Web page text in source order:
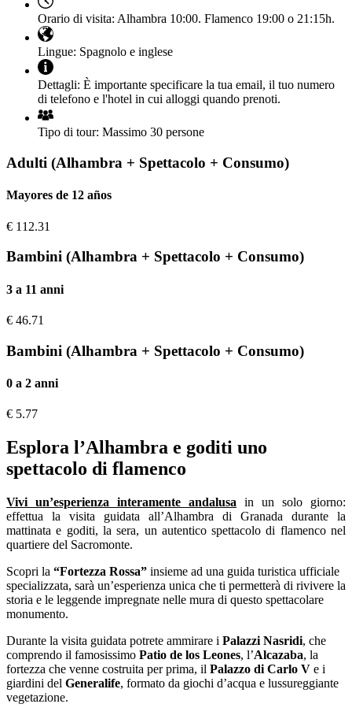
Orario di visita: Alhambra 10:00. Flamenco 19:00 o 21:15h.
Lingue: Spagnolo e inglese
Dettagli: È importante specificare la tua email, il tuo numero
di telefono e l'hotel in cui alloggi quando prenoti.
Tipo di tour: Massimo 30 persone
Adulti (Alhambra + Spettacolo + Consumo)
Mayores de 12 años
€ 112.31
Bambini (Alhambra + Spettacolo + Consumo)
3 a 11 anni
€ 46.71
Bambini (Alhambra + Spettacolo + Consumo)
0 a 2 anni
€ 5.77
Esplora l’Alhambra e goditi uno
spettacolo di flamenco
Vivi un’esperienza interamente andalusa in un solo giorno:
effettua la visita guidata all’Alhambra di Granada durante la
mattinata e goditi, la sera, un autentico spettacolo di flamenco nel
quartiere del Sacromonte.
Scopri la “Fortezza Rossa” insieme ad una guida turistica ufficiale
specializzata, sarà un’esperienza unica che ti permetterà di rivivere la
storia e le leggende impregnate nelle mura di questo spettacolare
monumento.
Durante la visita guidata potrete ammirare i Palazzi Nasridi, che
comprendo il famosissimo Patio de los Leones, l’Alcazaba, la
fortezza che venne costruita per prima, il Palazzo di Carlo V e i
giardini del Generalife, formato da giochi d’acqua e lussureggiante
vegetazione.